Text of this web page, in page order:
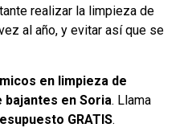
realizar la limpieza de
al año, y evitar así que se
en limpieza de
bajantes en Soria. Llama
GRATIS.